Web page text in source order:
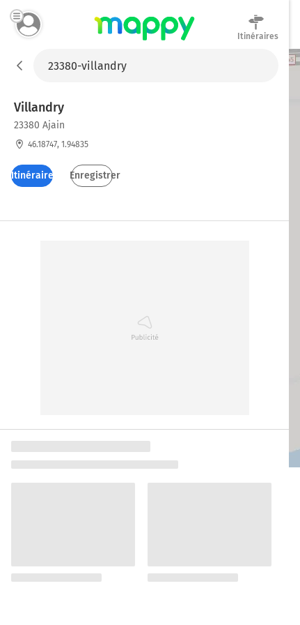
Itinéraires
Villandry
23380 Ajain
46.18747, 1.94835
Itinéraires Enregistrer